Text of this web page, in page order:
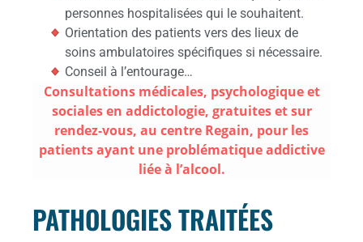
personnes hospitalisées qui le souhaitent.
Orientation des patients vers des lieux de
soins ambulatoires spécifiques si nécessaire.
Conseil à l’entourage…
Consultations médicales, psychologique et
sociales en addictologie, gratuites et sur
rendez-vous, au centre Regain, pour les
patients ayant une problématique addictive
liée à l’alcool.
PATHOLOGIES TRAITÉES